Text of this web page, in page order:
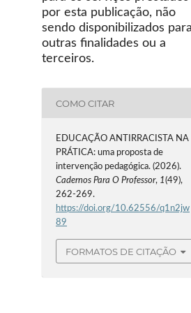
por esta publicação, não
sendo disponibilizados
outras finalidades ou a
terceiros.
COMO CITAR
EDUCAÇÃO ANTIRRACISTA NA
PRÁTICA: uma proposta de
intervenção pedagógica. (2026).
Cadernos Para O Professor, 1(49),
262-269.
https://doi.org/10.62556/q1n2jw
89
FORMATOS DE CITAÇÃO